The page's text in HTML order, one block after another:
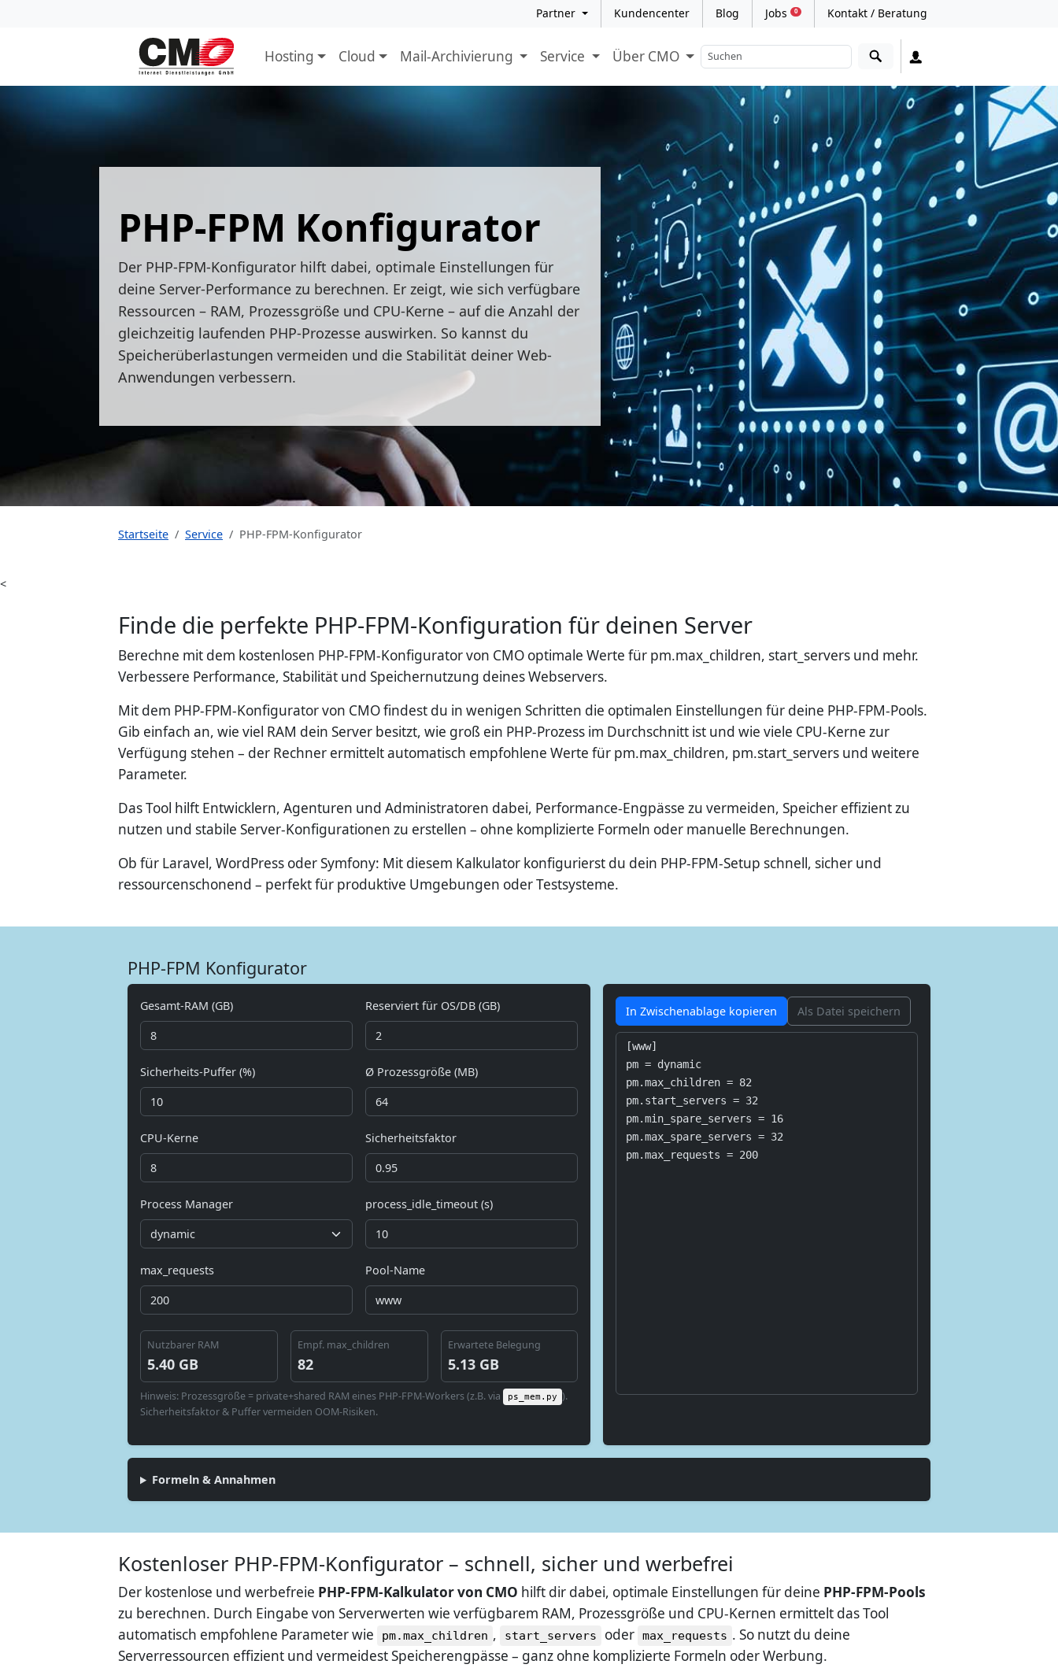
Partner Kundencenter Blog Jobs 0 Kontakt / Beratung
Hosting Cloud Mail-Archivierung Service Über CMO
PHP-FPM Konfigurator
Der PHP-FPM-Konfigurator hilft dabei, optimale Einstellungen für
deine Server-Performance zu berechnen. Er zeigt, wie sich verfügbare
Ressourcen – RAM, Prozessgröße und CPU-Kerne – auf die Anzahl der
gleichzeitig laufenden PHP-Prozesse auswirken. So kannst du
Speicherüberlastungen vermeiden und die Stabilität deiner Web-
Anwendungen verbessern.
Startseite Service PHP-FPM-Konfigurator
<
Finde die perfekte PHP-FPM-Konfiguration für deinen Server
Berechne mit dem kostenlosen PHP-FPM-Konfigurator von CMO optimale Werte für pm.max_children, start_servers und mehr.
Verbessere Performance, Stabilität und Speichernutzung deines Webservers.
Mit dem PHP-FPM-Konfigurator von CMO findest du in wenigen Schritten die optimalen Einstellungen für deine PHP-FPM-Pools.
Gib einfach an, wie viel RAM dein Server besitzt, wie groß ein PHP-Prozess im Durchschnitt ist und wie viele CPU-Kerne zur
Verfügung stehen – der Rechner ermittelt automatisch empfohlene Werte für pm.max_children, pm.start_servers und weitere
Parameter.
Das Tool hilft Entwicklern, Agenturen und Administratoren dabei, Performance-Engpässe zu vermeiden, Speicher effizient zu
nutzen und stabile Server-Konfigurationen zu erstellen – ohne komplizierte Formeln oder manuelle Berechnungen.
Ob für Laravel, WordPress oder Symfony: Mit diesem Kalkulator konfigurierst du dein PHP-FPM-Setup schnell, sicher und
ressourcenschonend – perfekt für produktive Umgebungen oder Testsysteme.
PHP‑FPM Konfigurator
Gesamt‑RAM (GB) Reserviert für OS/DB (GB)
Sicherheits‑Puffer (%) Ø Prozessgröße (MB)
CPU‑Kerne Sicherheitsfaktor
Process Manager process_idle_timeout (s)
max_requests Pool‑Name
Nutzbarer RAM
5.40 GB
Empf. max_children
82
Erwartete Belegung
5.13 GB
Hinweis: Prozessgröße = private+shared RAM eines PHP‑FPM‑Workers (z.B. via ps_mem.py ).
Sicherheitsfaktor & Puffer vermeiden OOM‑Risiken.
In Zwischenablage kopieren Als Datei speichern
[www]
pm = dynamic
pm.max_children = 82
pm.start_servers = 32
pm.min_spare_servers = 16
pm.max_spare_servers = 32
pm.max_requests = 200
Formeln & Annahmen
Kostenloser PHP-FPM-Konfigurator – schnell, sicher und werbefrei
Der kostenlose und werbefreie PHP-FPM-Kalkulator von CMO hilft dir dabei, optimale Einstellungen für deine PHP-FPM-Pools
zu berechnen. Durch Eingabe von Serverwerten wie verfügbarem RAM, Prozessgröße und CPU-Kernen ermittelt das Tool
automatisch empfohlene Parameter wie
pm.max_children , start_servers oder max_requests . So nutzt du deine
Serverressourcen effizient und vermeidest Speicherengpässe – ganz ohne komplizierte Formeln oder Werbung.